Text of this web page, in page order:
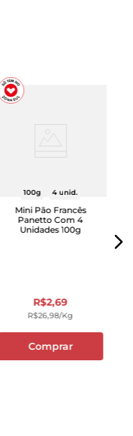
100g 4 unid.
Mini Pão Francês
Panetto Com 4
Unidades 100g
R$2,69
R$26,98/kg
Comprar